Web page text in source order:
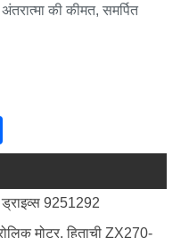
की कीमत, समर्पित
9251292
मोटर, हिताची ZX270-